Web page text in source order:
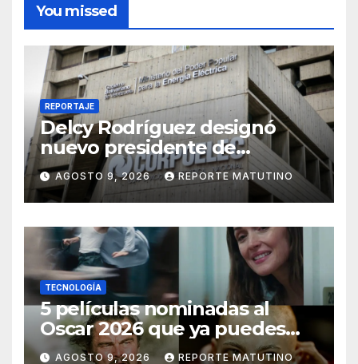
You missed
REPORTAJE
Delcy Rodríguez designó
nuevo presidente de
Corpoelec y viceministro
eléctrico para ‘la
recuperación del servicio’
AGOSTO 9, 2026 REPORTE MATUTINO
TECNOLOGÍA
5 películas nominadas al
Oscar 2026 que ya puedes
ver en streaming
AGOSTO 9, 2026 REPORTE MATUTINO